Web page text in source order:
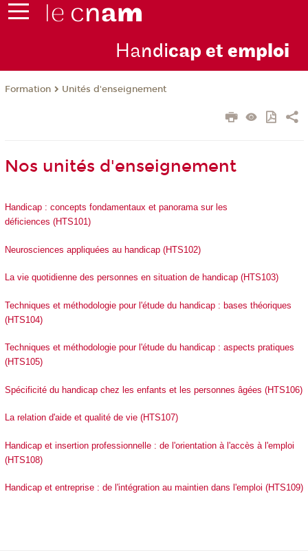
Handicap et emploi
Formation Unités d'enseignement
Nos unités d'enseignement
Handicap : concepts fondamentaux et panorama sur les
déficiences (HTS101)
Neurosciences appliquées au handicap (HTS102)
La vie quotidienne des personnes en situation de handicap (HTS103)
Techniques et méthodologie pour l'étude du handicap : bases théoriques
(HTS104)
Techniques et méthodologie pour l'étude du handicap : aspects pratiques
(HTS105)
Spécificité du handicap chez les enfants et les personnes âgées (HTS106)
La relation d'aide et qualité de vie (HTS107)
Handicap et insertion professionnelle : de l'orientation à l'accès à l'emploi
(HTS108)
Handicap et entreprise : de l'intégration au maintien dans l'emploi (HTS109)